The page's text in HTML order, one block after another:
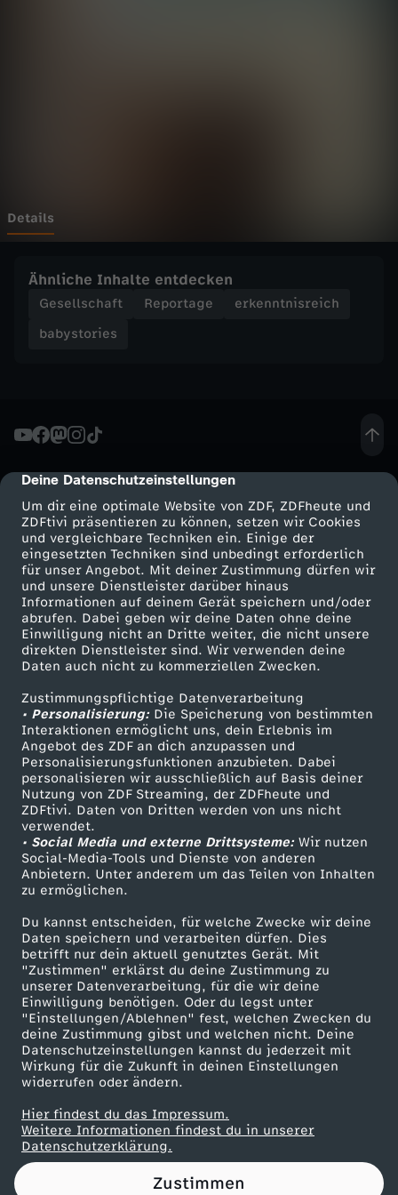
cmp-dialog-description
Deine Datenschutzeinstellungen
Um dir eine optimale Website von ZDF, ZDFheute und
ZDFtivi präsentieren zu können, setzen wir Cookies
und vergleichbare Techniken ein. Einige der
eingesetzten Techniken sind unbedingt erforderlich
für unser Angebot. Mit deiner Zustimmung dürfen wir
und unsere Dienstleister darüber hinaus
Informationen auf deinem Gerät speichern und/oder
abrufen. Dabei geben wir deine Daten ohne deine
Einwilligung nicht an Dritte weiter, die nicht unsere
direkten Dienstleister sind. Wir verwenden deine
Daten auch nicht zu kommerziellen Zwecken.
Zustimmungspflichtige Datenverarbeitung
• Personalisierung:Die Speicherung von bestimmten
Interaktionen ermöglicht uns, dein Erlebnis im
Angebot des ZDF an dich anzupassen und
Personalisierungsfunktionen anzubieten. Dabei
personalisieren wir ausschließlich auf Basis deiner
Nutzung von ZDF Streaming, der ZDFheute und
ZDFtivi. Daten von Dritten werden von uns nicht
verwendet.
• Social Media und externe Drittsysteme:Wir nutzen
Social-Media-Tools und Dienste von anderen
Anbietern. Unter anderem um das Teilen von Inhalten
zu ermöglichen.
Du kannst entscheiden, für welche Zwecke wir deine
Daten speichern und verarbeiten dürfen. Dies
betrifft nur dein aktuell genutztes Gerät. Mit
"Zustimmen" erklärst du deine Zustimmung zu
unserer Datenverarbeitung, für die wir deine
Einwilligung benötigen. Oder du legst unter
"Einstellungen/Ablehnen" fest, welchen Zwecken du
deine Zustimmung gibst und welchen nicht. Deine
Datenschutzeinstellungen kannst du jederzeit mit
Wirkung für die Zukunft in deinen Einstellungen
widerrufen oder ändern.
Hier findest du das Impressum.
Weitere Informationen findest du in unserer
Datenschutzerklärung.
Zustimmen
S
h
n
g
e
r
&
I
n
f
l
u
e
n
c
e
r
i
n
-
Details
Ähnliche Inhalte entdecken
Gesellschaft Reportage
erkenntnisreich
babystories
Mehr ZDF
ZDF-Apps
Smart TV
ZDFtext
Livestreams
Sendungen A-Z
TV-Programm
Service
ZDFmitreden
Kontakt zum ZDF
Tickets
Zuschauerservice
Hilfe
ZDF Unternehmen
Karriere
ZDF goes Schule
Werbefernsehen
Mainzelmännchen
Partner